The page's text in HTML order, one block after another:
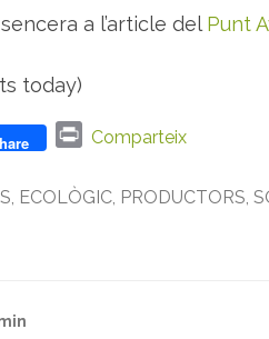
a l’article del Punt
today)
P
i
Comparteix
, ECOLÒGIC, PRODUCTORS,